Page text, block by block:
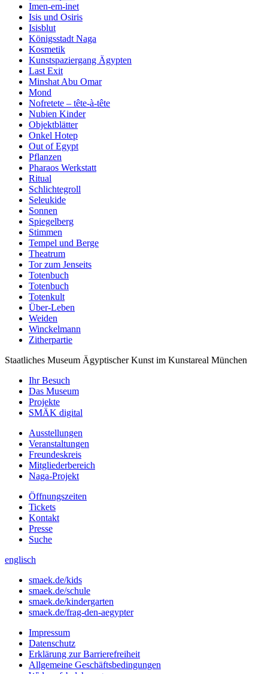
Imen-em-inet
Isis und Osiris
Isisblut
Königsstadt Naga
Kosmetik
Kunstspaziergang Ägypten
Last Exit
Minshat Abu Omar
Mond
Nofretete – tête-à-tête
Nubien Kinder
Objektblätter
Onkel Hotep
Out of Egypt
Pflanzen
Pharaos Werkstatt
Ritual
Schlichtegroll
Seleukide
Sonnen
Spiegelberg
Stimmen
Tempel und Berge
Theatrum
Tor zum Jenseits
Totenbuch
Totenbuch
Totenkult
Über-Leben
Weiden
Winckelmann
Zitherpartie
Staatliches Museum Ägyptischer Kunst im Kunstareal München
Ihr Besuch
Das Museum
Projekte
SMÄK digital
Ausstellungen
Veranstaltungen
Freundeskreis
Mitgliederbereich
Naga-Projekt
Öffnungszeiten
Tickets
Kontakt
Presse
Suche
englisch
smaek.de/kids
smaek.de/schule
smaek.de/kindergarten
smaek.de/frag-den-aegypter
Impressum
Datenschutz
Erklärung zur Barrierefreiheit
Allgemeine Geschäftsbedingungen